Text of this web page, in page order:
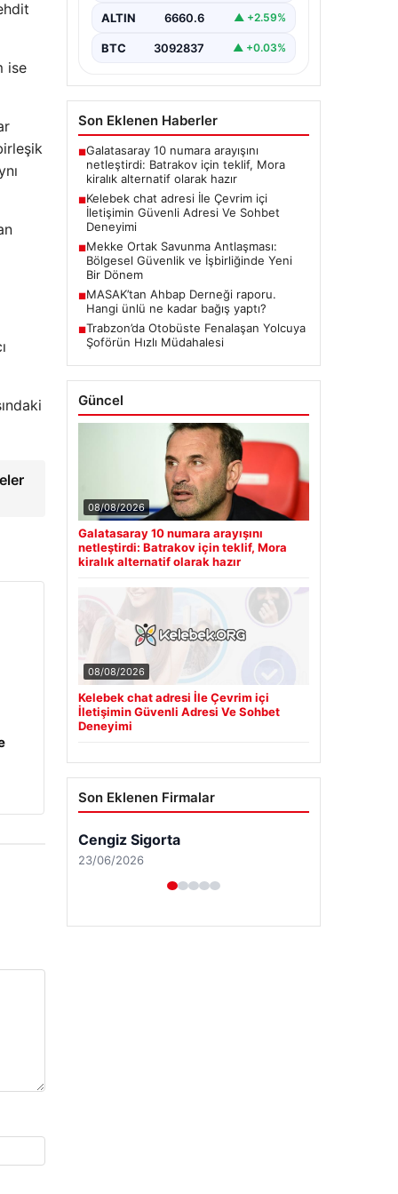
ise
ALTIN 6660.6 ▲ +2.59%
BTC 3092837 ▲ +0.03%
Son Eklenen Haberler
■Galatasaray 10 numara arayışını
netleştirdi: Batrakov için teklif, Mora
kiralık alternatif olarak hazır
■Kelebek chat adresi İle Çevrim içi
İletişimin Güvenli Adresi Ve Sohbet
Deneyimi
■Mekke Ortak Savunma Antlaşması:
Bölgesel Güvenlik ve İşbirliğinde Yeni
Bir Dönem
■MASAK’tan Ahbap Derneği raporu.
Hangi ünlü ne kadar bağış yaptı?
■Trabzon’da Otobüste Fenalaşan Yolcuya
Şoförün Hızlı Müdahalesi
Güncel
08/08/2026
Galatasaray 10 numara arayışını
netleştirdi: Batrakov için teklif, Mora
kiralık alternatif olarak hazır
08/08/2026
Kelebek chat adresi İle Çevrim içi
İletişimin Güvenli Adresi Ve Sohbet
Deneyimi
Son Eklenen Firmalar
Cengiz Sigorta
23/06/2026